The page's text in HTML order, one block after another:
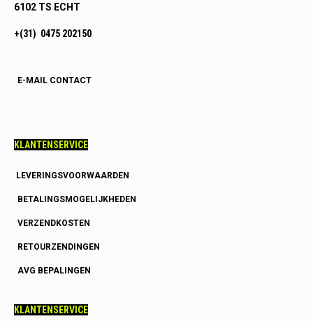
6102 TS ECHT
+(31) 0475 202150
E-MAIL CONTACT
KLANTENSERVICE
LEVERINGSVOORWAARDEN
BETALINGSMOGELIJKHEDEN
VERZENDKOSTEN
RETOURZENDINGEN
AVG BEPALINGEN
KLANTENSERVICE